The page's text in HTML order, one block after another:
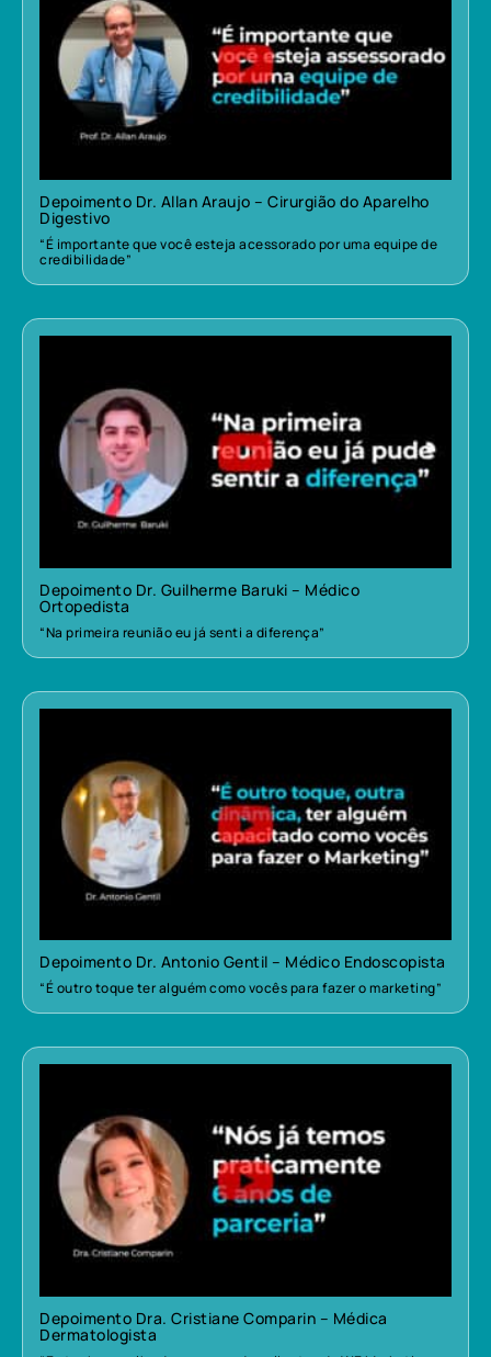
Depoimento Dr. Allan Araujo – Cirurgião do Aparelho
Digestivo
“É importante que você esteja acessorado por uma equipe de
credibilidade”
Depoimento Dr. Guilherme Baruki – Médico
Ortopedista
“Na primeira reunião eu já senti a diferença”
Depoimento Dr. Antonio Gentil – Médico Endoscopista
“É outro toque ter alguém como vocês para fazer o marketing”
Depoimento Dra. Cristiane Comparin – Médica
Dermatologista